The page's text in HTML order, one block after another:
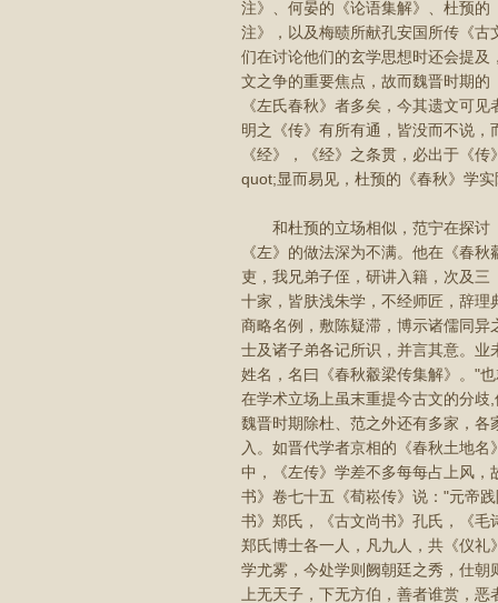
注》、何晏的《论语集解》、杜预
注》，以及梅赜所献孔安国所传《
们在讨论他们的玄学思想时还会提
文之争的重要焦点，故而魏晋时期
《左氏春秋》者多矣，今其遗文可
明之《传》有所有通，皆没而不说
《经》，《经》之条贯，必出于《
quot;显而易见，杜预的《春秋》学
和杜预的立场相似，范宁在探讨
《左》的做法深为不满。他在《春
吏，我兄弟子侄，研讲入籍，次及
十家，皆肤浅朱学，不经师匠，辞
商略名例，敷陈疑滞，博示诸儒同
士及诸子弟各记所识，并言其意。
姓名，名曰《春秋觳梁传集解》。"
在学术立场上虽末重提今古文的分
魏晋时期除杜、范之外还有多家，
入。如晋代学者京相的《春秋土地
中，《左传》学差不多每每占上风
书》卷七十五《荀崧传》说："元帝
书》郑氏，《古文尚书》孔氏，《
郑氏博士各一人，凡九人，共《仪
学尤雾，今处学则阙朝廷之秀，仕
上无天子，下无方伯，善者谁赏，